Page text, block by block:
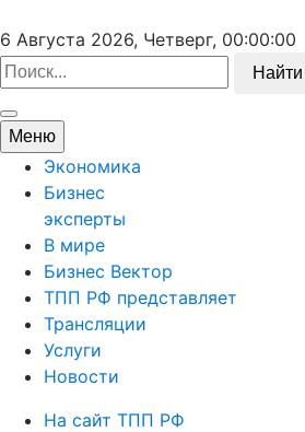
6 Августа 2026, Четверг, 00:00:00
Найти
Меню
Экономика
Бизнес
эксперты
В мире
Бизнес Вектор
ТПП РФ представляет
Трансляции
Услуги
Новости
На сайт ТПП РФ